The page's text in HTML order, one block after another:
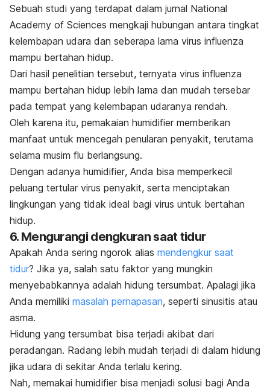
Sebuah studi yang terdapat dalam jurnal National
Academy of Sciences mengkaji hubungan antara tingkat
kelembapan udara dan seberapa lama virus influenza
mampu bertahan hidup.
Dari hasil penelitian tersebut, ternyata virus influenza
mampu bertahan hidup lebih lama dan mudah tersebar
pada tempat yang kelembapan udaranya rendah.
Oleh karena itu, pemakaian humidifier memberikan
manfaat untuk mencegah penularan penyakit, terutama
selama musim flu berlangsung.
Dengan adanya humidifier, Anda bisa memperkecil
peluang tertular virus penyakit, serta menciptakan
lingkungan yang tidak ideal bagi virus untuk bertahan
hidup.
6. Mengurangi dengkuran saat tidur
Apakah Anda sering ngorok alias mendengkur saat
tidur? Jika ya, salah satu faktor yang mungkin
menyebabkannya adalah hidung tersumbat. Apalagi jika
Anda memiliki masalah pernapasan, seperti sinusitis atau
asma.
Hidung yang tersumbat bisa terjadi akibat dari
peradangan. Radang lebih mudah terjadi di dalam hidung
jika udara di sekitar Anda terlalu kering.
Nah, memakai humidifier bisa menjadi solusi bagi Anda